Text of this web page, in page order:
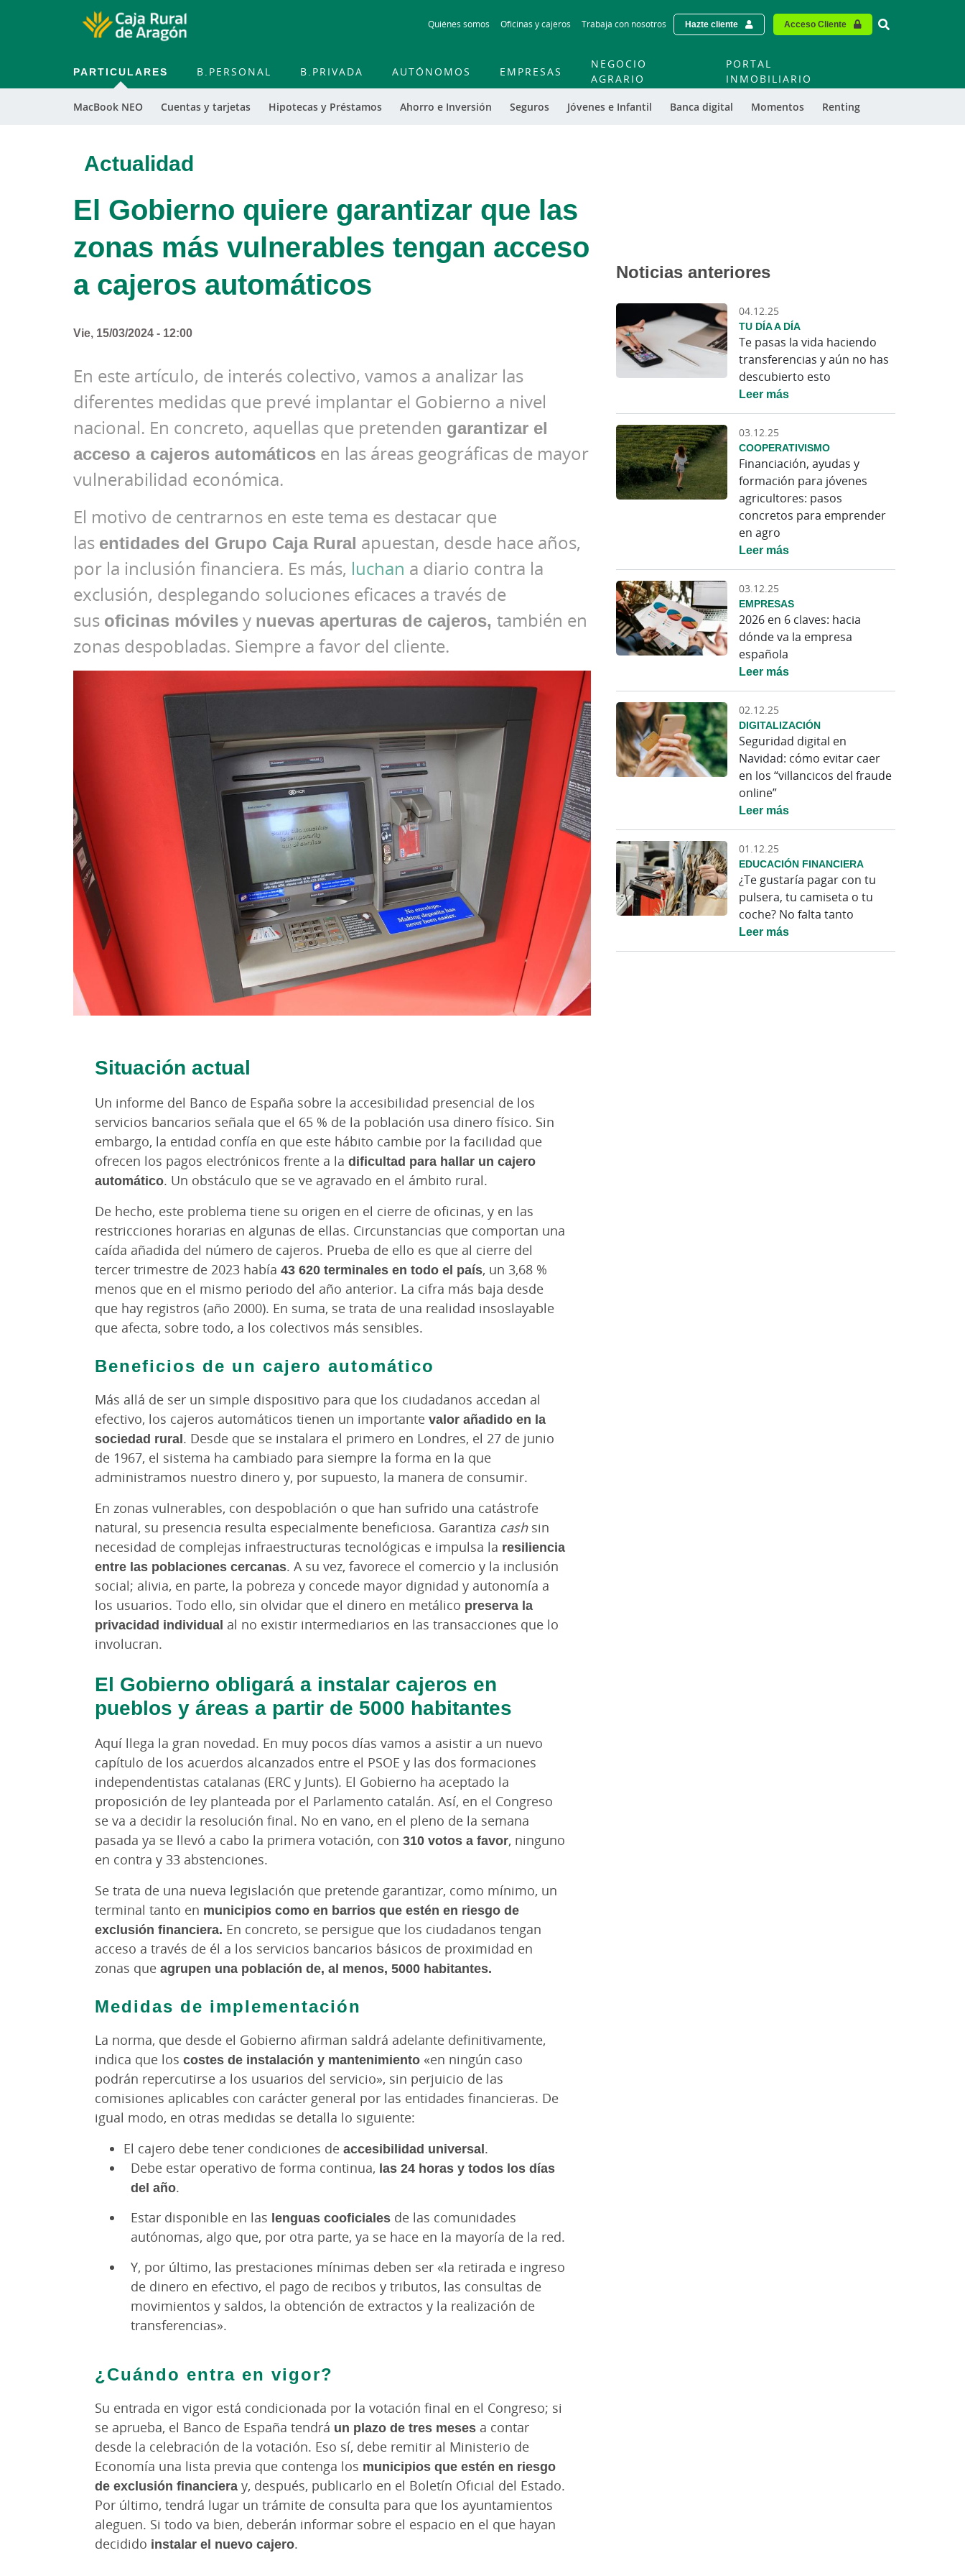
to
Quiénes somos Oficinas y cajeros Trabaja con nosotros Hazte cliente Acceso Cliente Vinculo -
PARTICULARES
MacBook NEO Cuentas y tarjetas Hipotecas y Préstamos Ahorro e Inversión Seguros Jóvenes e Infantil Banca digital Momentos Renting
B.PERSONAL B.PRIVADA AUTÓNOMOS EMPRESAS
NEGOCIO
AGRARIO
PORTAL
INMOBILIARIO
Actualidad
El Gobierno quiere garantizar que las
zonas más vulnerables tengan acceso
a cajeros automáticos
Vie, 15/03/2024 - 12:00
En este artículo, de interés colectivo, vamos a analizar las
diferentes medidas que prevé implantar el Gobierno a nivel
nacional. En concreto, aquellas que pretenden garantizar el
acceso a cajeros automáticos en las áreas geográficas de mayor
vulnerabilidad económica.
El motivo de centrarnos en este tema es destacar que
las entidades del Grupo Caja Rural apuestan, desde hace años,
por la inclusión financiera. Es más, luchan a diario contra la
exclusión, desplegando soluciones eficaces a través de
sus oficinas móvilesy nuevas aperturas de cajeros, también en
zonas despobladas. Siempre a favor del cliente.
Situación actual
Un informe del Banco de España sobre la accesibilidad presencial de los
servicios bancarios señala que el 65 % de la población usa dinero físico. Sin
embargo, la entidad confía en que este hábito cambie por la facilidad que
ofrecen los pagos electrónicos frente a la dificultad para hallar un cajero
automático. Un obstáculo que se ve agravado en el ámbito rural.
De hecho, este problema tiene su origen en el cierre de oficinas, y en las
restricciones horarias en algunas de ellas. Circunstancias que comportan una
caída añadida del número de cajeros. Prueba de ello es que al cierre del
tercer trimestre de 2023 había 43 620 terminales en todo el país, un 3,68 %
menos que en el mismo periodo del año anterior. La cifra más baja desde
que hay registros (año 2000). En suma, se trata de una realidad insoslayable
que afecta, sobre todo, a los colectivos más sensibles.
Beneficios de un cajero automático
Más allá de ser un simple dispositivo para que los ciudadanos accedan al
efectivo, los cajeros automáticos tienen un importante valor añadido en la
sociedad rural. Desde que se instalara el primero en Londres, el 27 de junio
de 1967, el sistema ha cambiado para siempre la forma en la que
administramos nuestro dinero y, por supuesto, la manera de consumir.
En zonas vulnerables, con despoblación o que han sufrido una catástrofe
natural, su presencia resulta especialmente beneficiosa. Garantiza cashsin
necesidad de complejas infraestructuras tecnológicas e impulsa la resiliencia
entre las poblaciones cercanas. A su vez, favorece el comercio y la inclusión
social; alivia, en parte, la pobreza y concede mayor dignidad y autonomía a
los usuarios. Todo ello, sin olvidar que el dinero en metálico preserva la
privacidad individual al no existir intermediarios en las transacciones que lo
involucran.
El Gobierno obligará a instalar cajeros en
pueblos y áreas a partir de 5000 habitantes
Aquí llega la gran novedad. En muy pocos días vamos a asistir a un nuevo
capítulo de los acuerdos alcanzados entre el PSOE y las dos formaciones
independentistas catalanas (ERC y Junts). El Gobierno ha aceptado la
proposición de ley planteada por el Parlamento catalán. Así, en el Congreso
se va a decidir la resolución final. No en vano, en el pleno de la semana
pasada ya se llevó a cabo la primera votación, con 310 votos a favor, ninguno
en contra y 33 abstenciones.
Se trata de una nueva legislación que pretende garantizar, como mínimo, un
terminal tanto en municipios como en barrios que estén en riesgo de
exclusión financiera. En concreto, se persigue que los ciudadanos tengan
acceso a través de él a los servicios bancarios básicos de proximidad en
zonas que agrupen una población de, al menos, 5000 habitantes.
Medidas de implementación
La norma, que desde el Gobierno afirman saldrá adelante definitivamente,
indica que los costes de instalación y mantenimiento «en ningún caso
podrán repercutirse a los usuarios del servicio», sin perjuicio de las
comisiones aplicables con carácter general por las entidades financieras. De
igual modo, en otras medidas se detalla lo siguiente:
El cajero debe tener condiciones de accesibilidad universal.
Debe estar operativo de forma continua, las 24 horas y todos los días
del año.
Estar disponible en las lenguas cooficiales de las comunidades
autónomas, algo que, por otra parte, ya se hace en la mayoría de la red.
Y, por último, las prestaciones mínimas deben ser «la retirada e ingreso
de dinero en efectivo, el pago de recibos y tributos, las consultas de
movimientos y saldos, la obtención de extractos y la realización de
transferencias».
¿Cuándo entra en vigor?
Su entrada en vigor está condicionada por la votación final en el Congreso; si
se aprueba, el Banco de España tendrá un plazo de tres meses a contar
desde la celebración de la votación. Eso sí, debe remitir al Ministerio de
Economía una lista previa que contenga los municipios que estén en riesgo
de exclusión financiera y, después, publicarlo en el Boletín Oficial del Estado.
Por último, tendrá lugar un trámite de consulta para que los ayuntamientos
aleguen. Si todo va bien, deberán informar sobre el espacio en el que hayan
decidido instalar el nuevo cajero.
Noticias anteriores
04.12.25
TU DÍA A DÍA
Te pasas la vida haciendo
transferencias y aún no has
descubierto esto
Leer más
03.12.25
COOPERATIVISMO
Financiación, ayudas y
formación para jóvenes
agricultores: pasos
concretos para emprender
en agro
Leer más
03.12.25
EMPRESAS
2026 en 6 claves: hacia
dónde va la empresa
española
Leer más
02.12.25
DIGITALIZACIÓN
Seguridad digital en
Navidad: cómo evitar caer
en los “villancicos del fraude
online”
Leer más
01.12.25
EDUCACIÓN FINANCIERA
¿Te gustaría pagar con tu
pulsera, tu camiseta o tu
coche? No falta tanto
Leer más